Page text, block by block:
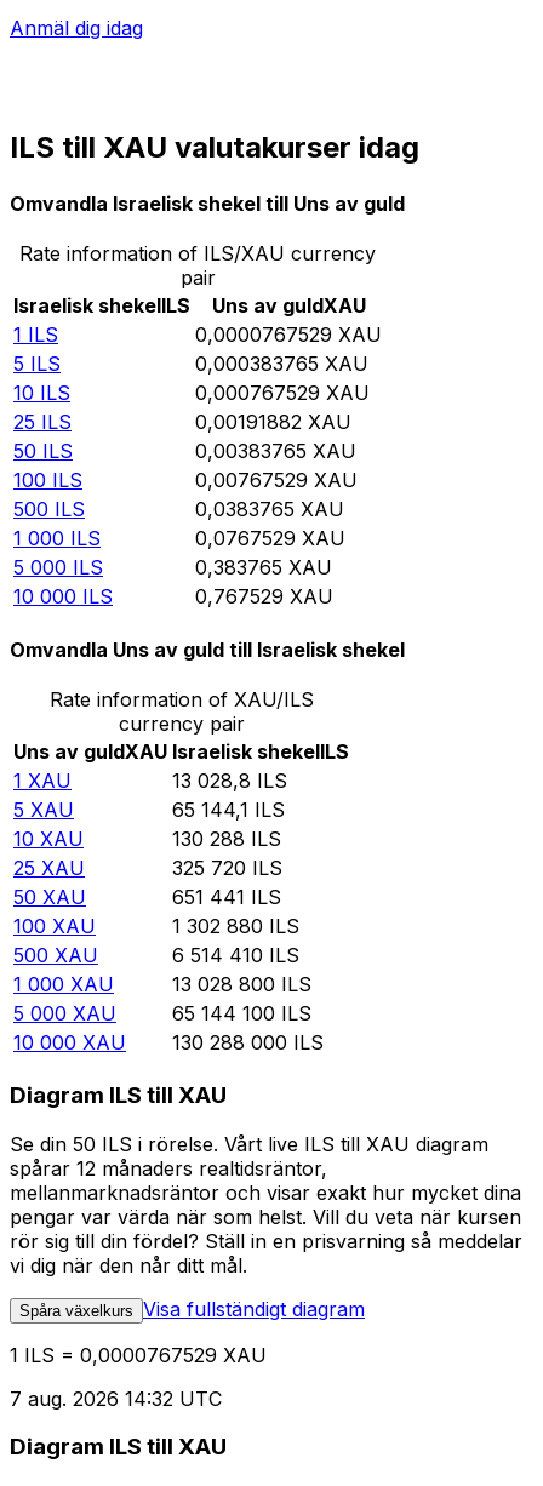
Anmäl dig idag
ILS till XAU valutakurser idag
Omvandla Israelisk shekel till Uns av guld
Rate information of ILS/XAU currency
pair
Israelisk shekelILS Uns av guldXAU
1 ILS 0,0000767529 XAU
5 ILS 0,000383765 XAU
10 ILS 0,000767529 XAU
25 ILS 0,00191882 XAU
50 ILS 0,00383765 XAU
100 ILS 0,00767529 XAU
500 ILS 0,0383765 XAU
1 000 ILS 0,0767529 XAU
5 000 ILS 0,383765 XAU
10 000 ILS 0,767529 XAU
Omvandla Uns av guld till Israelisk shekel
Rate information of XAU/ILS
currency pair
Uns av guldXAU Israelisk shekelILS
1 XAU 13 028,8 ILS
5 XAU 65 144,1 ILS
10 XAU 130 288 ILS
25 XAU 325 720 ILS
50 XAU 651 441 ILS
100 XAU 1 302 880 ILS
500 XAU 6 514 410 ILS
1 000 XAU 13 028 800 ILS
5 000 XAU 65 144 100 ILS
10 000 XAU 130 288 000 ILS
Diagram ILS till XAU
Se din 50 ILS i rörelse. Vårt live ILS till XAU diagram
spårar 12 månaders realtidsräntor,
mellanmarknadsräntor och visar exakt hur mycket dina
pengar var värda när som helst. Vill du veta när kursen
rör sig till din fördel? Ställ in en prisvarning så meddelar
vi dig när den når ditt mål.
Spåra växelkurs Visa fullständigt diagram
1 ILS = 0,0000767529 XAU
7 aug. 2026 14:32 UTC
Diagram ILS till XAU